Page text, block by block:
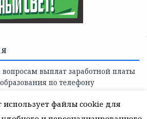
лицам Ленинградской
— НЕТ
использует файлы cookie для